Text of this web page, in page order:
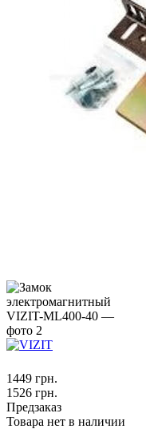
1449 грн.
1526 грн.
Предзаказ
Товара нет в наличии